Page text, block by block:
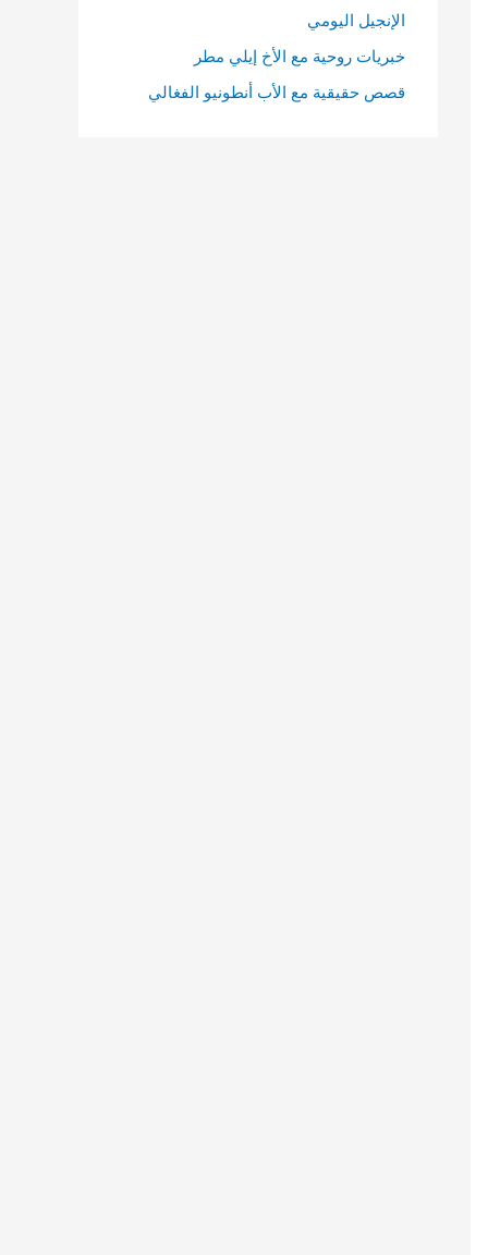
الإنجيل اليومي
خبريات روحية مع الأخ إيلي مطر
قصص حقيقية مع الأب أنطونيو الفغالي